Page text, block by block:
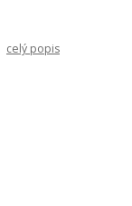
celý popis